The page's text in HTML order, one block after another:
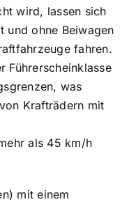
wird, lassen sich
und ohne Beiwagen
fahren.
Führerscheinklasse
was
Krafträdern mit
als 45 km/h
mit einem